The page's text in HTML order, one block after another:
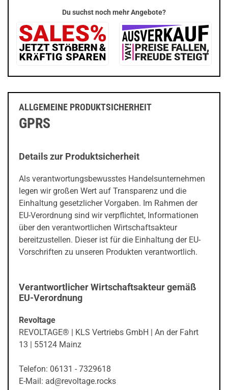
Du suchst noch mehr Angebote?
ALLGEMEINE PRODUKTSICHERHEIT
GPRS
Details zur Produktsicherheit
Als verantwortungsbewusstes Handelsunternehmen
legen wir großen Wert auf Transparenz und die
Einhaltung gesetzlicher Vorgaben. Im Rahmen der
EU-Verordnung sind wir verpflichtet, Informationen
über den verantwortlichen Wirtschaftsakteur
bereitzustellen. Dieser ist für die Einhaltung der EU-
Vorschriften zu unseren Produkten verantwortlich.
Verantwortlicher Wirtschaftsakteur gemäß
EU-Verordnung
Revoltage
REVOLTAGE® | KLS Vertriebs GmbH | An der Fahrt
13 | 55124 Mainz
Telefon: 06131 - 7329618
E-Mail: ad@revoltage.rocks